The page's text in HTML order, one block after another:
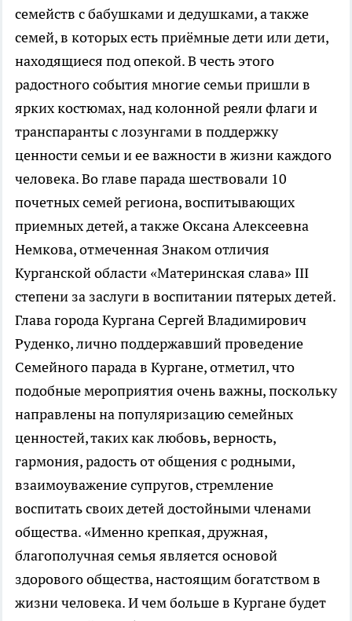
семейств с бабушками и дедушками, а также
семей, в которых есть приёмные дети или дети,
находящиеся под опекой. В честь этого
радостного события многие семьи пришли в
ярких костюмах, над колонной реяли флаги и
транспаранты с лозунгами в поддержку
ценности семьи и ее важности в жизни каждого
человека. Во главе парада шествовали 10
почетных семей региона, воспитывающих
приемных детей, а также Оксана Алексеевна
Немкова, отмеченная Знаком отличия
Курганской области «Материнская слава» III
степени за заслуги в воспитании пятерых детей.
Глава города Кургана Сергей Владимирович
Руденко, лично поддержавший проведение
Семейного парада в Кургане, отметил, что
подобные мероприятия очень важны, поскольку
направлены на популяризацию семейных
ценностей, таких как любовь, верность,
гармония, радость от общения с родными,
взаимоуважение супругов, стремление
воспитать своих детей достойными членами
общества. «Именно крепкая, дружная,
благополучная семья является основой
здорового общества, настоящим богатством в
жизни человека. И чем больше в Кургане будет